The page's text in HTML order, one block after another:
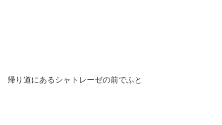
帰り道にあるシャトレーゼの前でふと